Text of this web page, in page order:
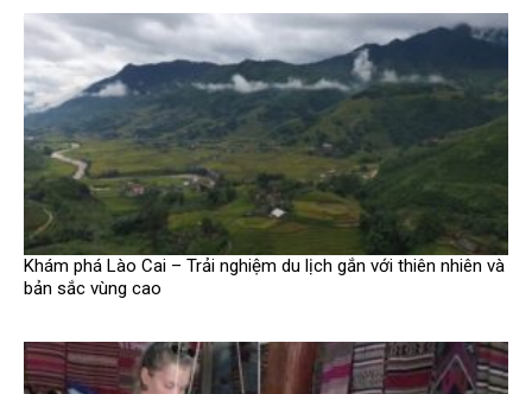
Khám phá Lào Cai – Trải nghiệm du lịch gắn với thiên nhiên và
bản sắc vùng cao